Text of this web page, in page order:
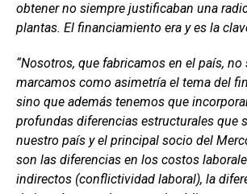
obtener no siempre justificaban una
plantas. El financiamiento era y es la
“Nosotros, que fabricamos en el país,
marcamos como asimetría el tema del
sino que además tenemos que
profundas diferencias estructurales que
nuestro país y el principal socio del
son las diferencias en los costos
indirectos (conflictividad laboral), la